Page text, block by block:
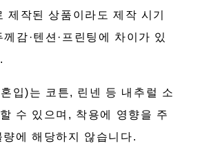
제작된 상품이라도 제작 시기
감·텐션·프린팅에 차이가 있
입)는 코튼, 린넨 등 내추럴 소
수 있으며, 착용에 영향을 주
에 해당하지 않습니다.